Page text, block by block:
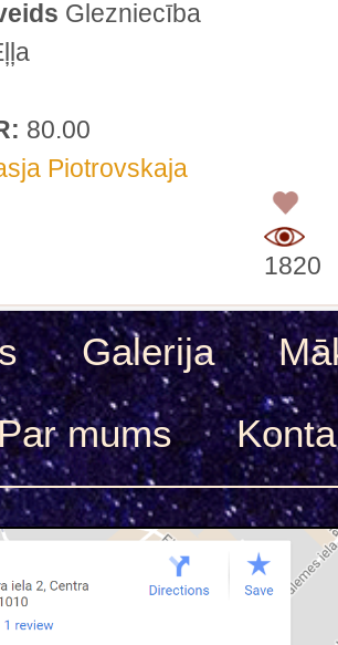
Glezniecība
80.00
Piotrovskaja
1820
Galerija
mums